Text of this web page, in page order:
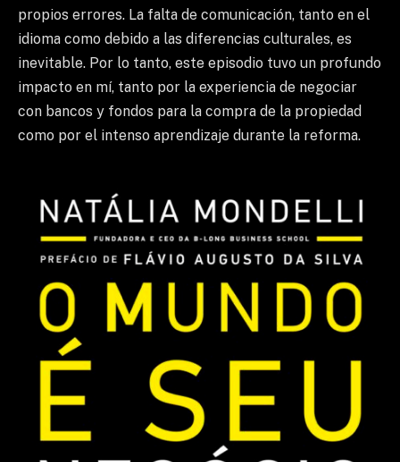
propios errores. La falta de comunicación, tanto en el
idioma como debido a las diferencias culturales, es
inevitable. Por lo tanto, este episodio tuvo un profundo
impacto en mí, tanto por la experiencia de negociar
con bancos y fondos para la compra de la propiedad
como por el intenso aprendizaje durante la reforma.